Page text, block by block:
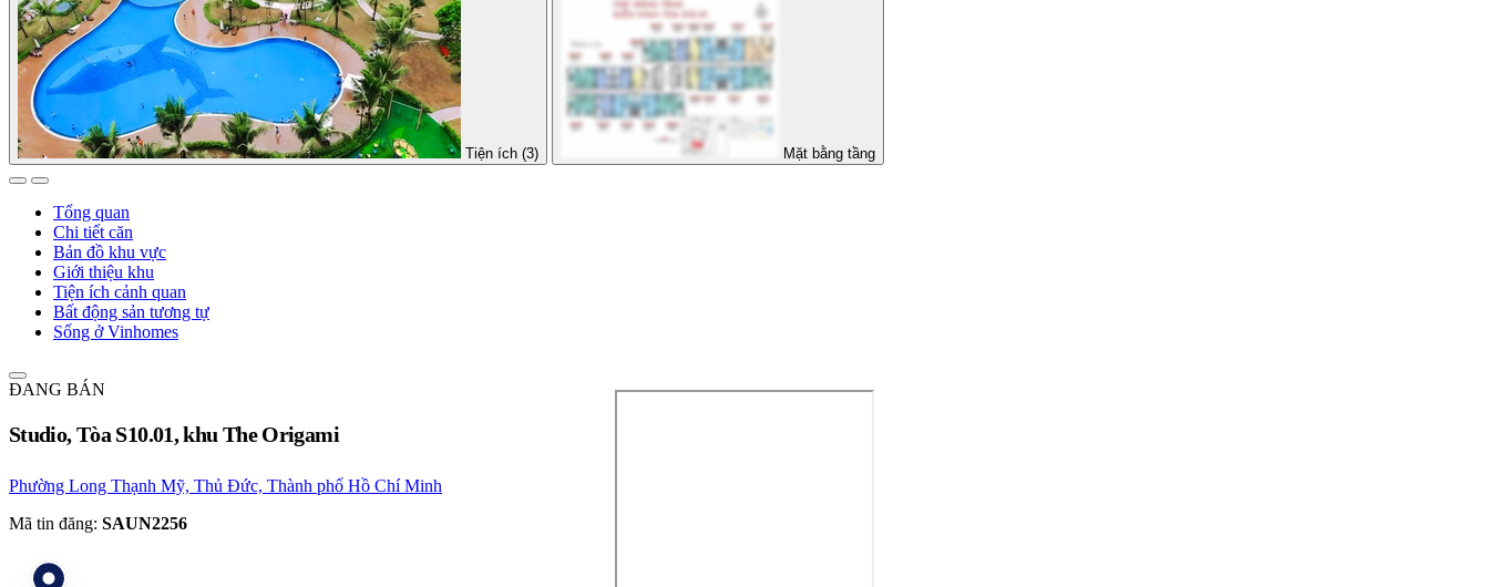
Tiện ích (3) Mặt bằng tầng
Tổng quan
Chi tiết căn
Bản đồ khu vực
Giới thiệu khu
Tiện ích cảnh quan
Bất động sản tương tự
Sống ở Vinhomes
ĐANG BÁN
Studio, Tòa S10.01, khu The Origami
Phường Long Thạnh Mỹ, Thủ Đức, Thành phố Hồ Chí Minh
Mã tin đăng: SAUN2256